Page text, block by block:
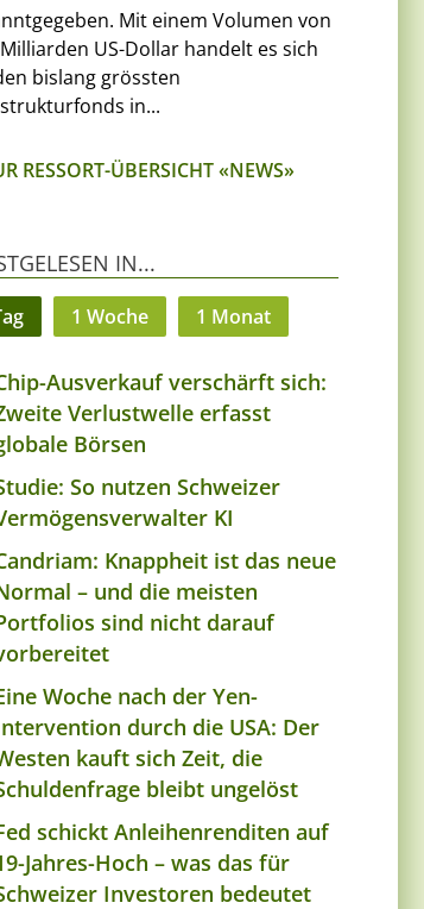
Mit einem Volumen von
US-Dollar handelt es sich
bislang grössten
in...
RESSORT-ÜBERSICHT «NEWS»
IN...
1 Woche 1 Monat
Ausverkauf verschärft sich:
Verlustwelle erfasst
Börsen
So nutzen Schweizer
KI
Knappheit ist das neue
– und die meisten
sind nicht darauf
Woche nach der Yen-
durch die USA: Der
kauft sich Zeit, die
bleibt ungelöst
schickt Anleihenrenditen auf
Jahres-Hoch – was das für
Investoren bedeutet